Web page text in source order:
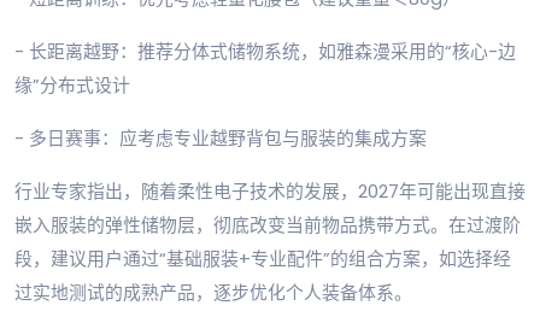
- 长距离越野：推荐分体式储物系统，如雅森漫采用的“核心-边
缘”分布式设计
- 多日赛事：应考虑专业越野背包与服装的集成方案
行业专家指出，随着柔性电子技术的发展，2027年可能出现直接
嵌入服装的弹性储物层，彻底改变当前物品携带方式。在过渡阶
段，建议用户通过“基础服装+专业配件”的组合方案，如选择经
过实地测试的成熟产品，逐步优化个人装备体系。